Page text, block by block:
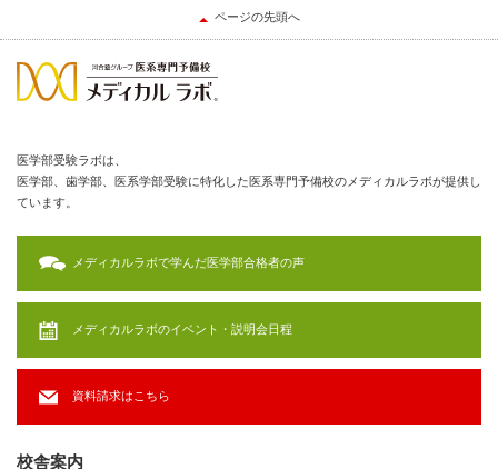
ページの先頭へ
医学部受験ラボは、
医学部、歯学部、医系学部受験に特化した医系専門予備校のメディカルラボが提供し
ています。
メディカルラボで学んだ医学部合格者の声
メディカルラボのイベント・説明会日程
資料請求はこちら
校舎案内